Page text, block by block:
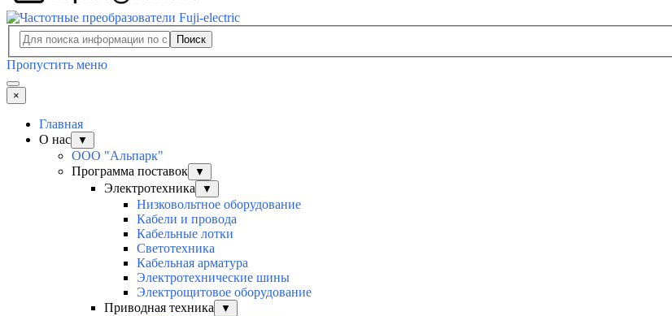
Поиск
Пропустить меню
×
Главная
О нас
▼
ООО "Альпарк"
Программа поставок
▼
Электротехника ▼
Низковольтное оборудование
Кабели и провода
Кабельные лотки
Светотехника
Кабельная арматура
Электротехнические шины
Электрощитовое оборудование
Приводная техника
▼